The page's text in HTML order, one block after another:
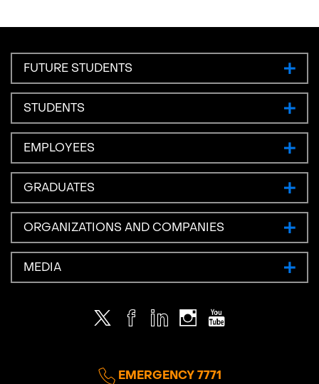
FUTURE STUDENTS
STUDENTS
EMPLOYEES
GRADUATES
ORGANIZATIONS AND COMPANIES
MEDIA
Twitter Facebook
LinkedInInstagramYoutube
EMERGENCY 7771